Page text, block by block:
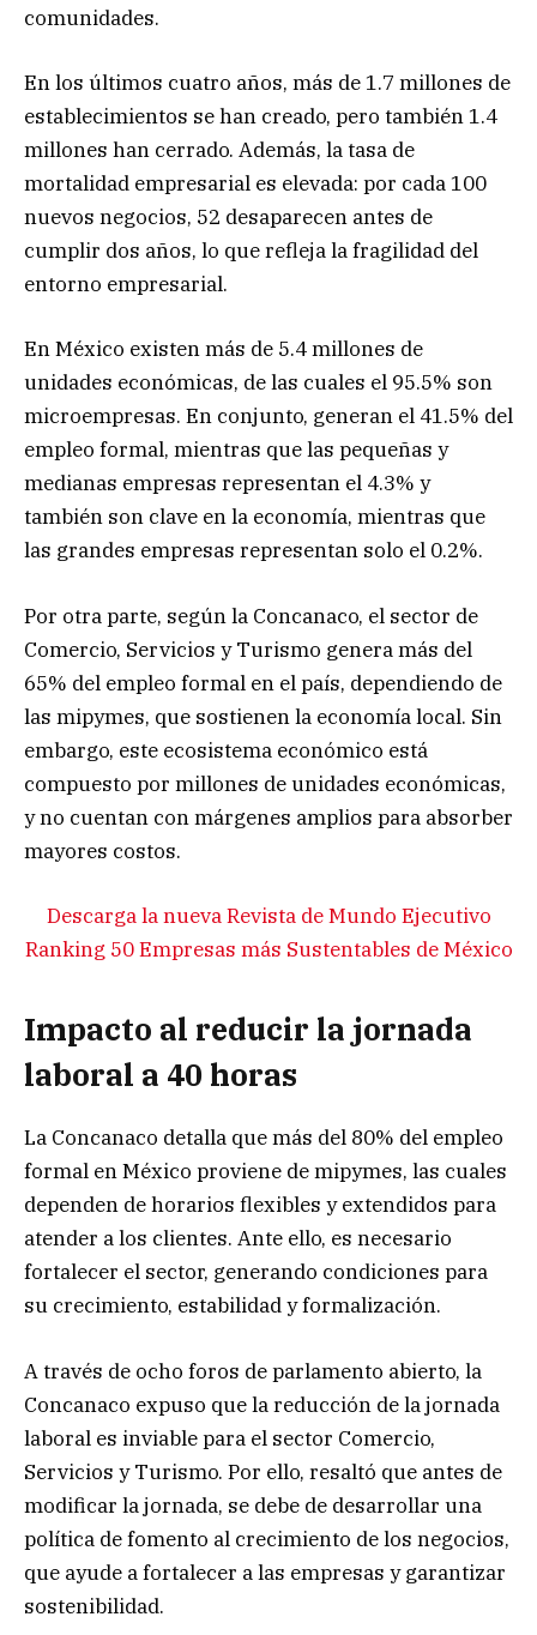
comunidades.
En los últimos cuatro años, más de 1.7 millones de
establecimientos se han creado, pero también 1.4
millones han cerrado. Además, la tasa de
mortalidad empresarial es elevada: por cada 100
nuevos negocios, 52 desaparecen antes de
cumplir dos años, lo que refleja la fragilidad del
entorno empresarial.
En México existen más de 5.4 millones de
unidades económicas, de las cuales el 95.5% son
microempresas. En conjunto, generan el 41.5% del
empleo formal, mientras que las pequeñas y
medianas empresas representan el 4.3% y
también son clave en la economía, mientras que
las grandes empresas representan solo el 0.2%.
Por otra parte, según la Concanaco, el sector de
Comercio, Servicios y Turismo genera más del
65% del empleo formal en el país, dependiendo de
las mipymes, que sostienen la economía local. Sin
embargo, este ecosistema económico está
compuesto por millones de unidades económicas,
y no cuentan con márgenes amplios para absorber
mayores costos.
Descarga la nueva Revista de Mundo Ejecutivo
Ranking 50 Empresas más Sustentables de México
Impacto al reducir la jornada
laboral a 40 horas
La Concanaco detalla que más del 80% del empleo
formal en México proviene de mipymes, las cuales
dependen de horarios flexibles y extendidos para
atender a los clientes. Ante ello, es necesario
fortalecer el sector, generando condiciones para
su crecimiento, estabilidad y formalización.
A través de ocho foros de parlamento abierto, la
Concanaco expuso que la reducción de la jornada
laboral es inviable para el sector Comercio,
Servicios y Turismo. Por ello, resaltó que antes de
modificar la jornada, se debe de desarrollar una
política de fomento al crecimiento de los negocios,
que ayude a fortalecer a las empresas y garantizar
sostenibilidad.